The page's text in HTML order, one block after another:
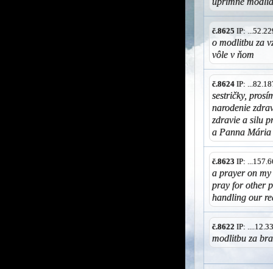
č.8625 IP:
o modlitbu za
vôle v ňom
č.8624 IP:
sestričky,
narodenie
zdravie a silu
a Panna
č.8623 IP:
a prayer on
pray for other
handling our
č.8622 IP:
modlitbu za